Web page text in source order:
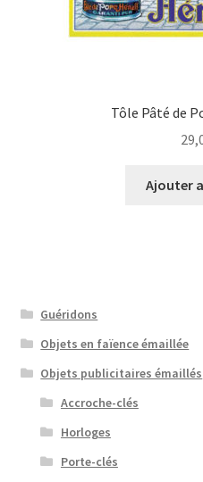
Tôle Pâté de
Ajouter
Guéridons
Objets en faïence émaillée
Objets publicitaires émaillés
Accroche-clés
Horloges
Porte-clés